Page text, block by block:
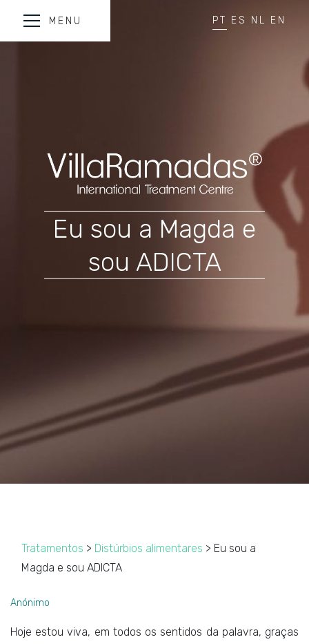
MENU PT ES NL EN
Eu sou a Magda e
sou ADICTA
Tratamentos > Distúrbios alimentares > Eu sou a
Magda e sou ADICTA
Anónimo
Hoje estou viva, em todos os sentidos da palavra, graças